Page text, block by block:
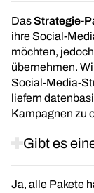
DasStrategie-
ihre Social-
möchten,
übernehmen.
Social-Media-
liefern
Kampagnen zu
Gibt es
Ja, alle Pakete